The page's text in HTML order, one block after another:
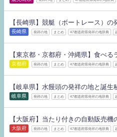
【長崎県】競艇（ボートレース）
長崎県 発祥の地 まとめ 47都道府県発祥の地辞典
【東京都・京都府・沖縄県】食べ
京都府 発祥の地 まとめ 47都道府県発祥の地辞典
【岐阜県】水饅頭の発祥の地と誕生
岐阜県 発祥の地 まとめ 47都道府県発祥の地辞典
【大阪府】当たり付きの自動販売
大阪府 発祥の地 まとめ 47都道府県発祥の地辞典